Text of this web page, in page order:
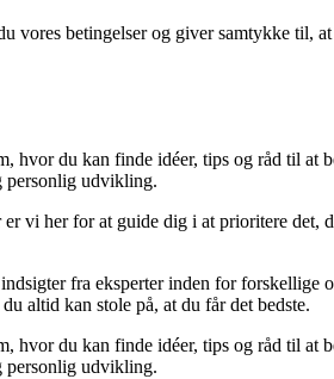
betingelser og giver samtykke til,
du kan finde idéer, tips og råd til at
personlig udvikling.
vi her for at guide dig i at prioritere
fra eksperter inden for forskellige
altid kan stole på, at du får det bedste.
du kan finde idéer, tips og råd til at
personlig udvikling.